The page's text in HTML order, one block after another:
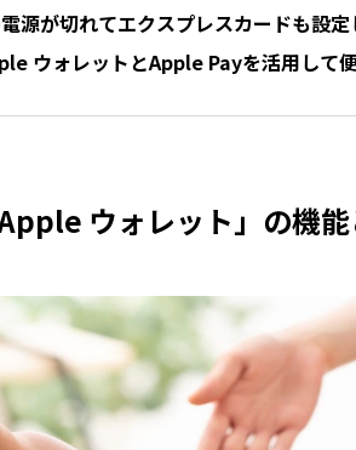
源が切れてエクスプレスカードも設
ウォレットとApple Payを活用して
ウォレット」の機能